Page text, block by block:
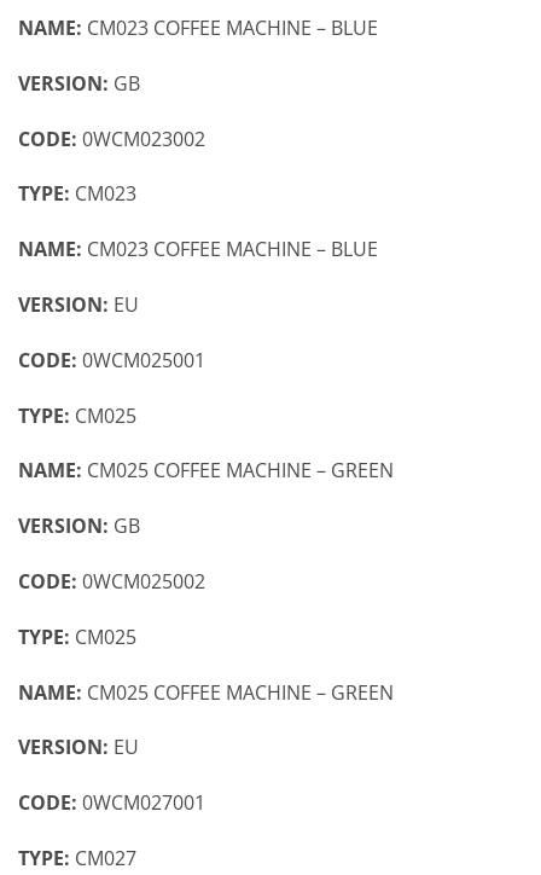
NAME: CM023 COFFEE MACHINE – BLUE
VERSION: GB
CODE: 0WCM023002
TYPE: CM023
NAME: CM023 COFFEE MACHINE – BLUE
VERSION: EU
CODE: 0WCM025001
TYPE: CM025
NAME: CM025 COFFEE MACHINE – GREEN
VERSION: GB
CODE: 0WCM025002
TYPE: CM025
NAME: CM025 COFFEE MACHINE – GREEN
VERSION: EU
CODE: 0WCM027001
TYPE: CM027